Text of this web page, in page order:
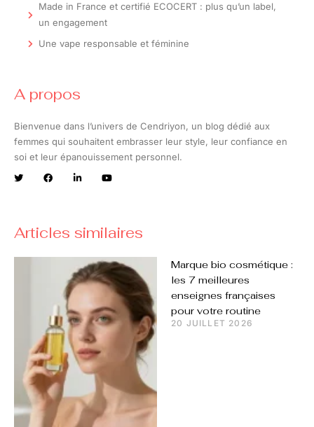
Made in France et certifié ECOCERT : plus qu’un label,
un engagement
Une vape responsable et féminine
A propos
Bienvenue dans l’univers de Cendriyon, un blog dédié aux
femmes qui souhaitent embrasser leur style, leur confiance en
soi et leur épanouissement personnel.
Articles similaires
Marque bio cosmétique :
les 7 meilleures
enseignes françaises
pour votre routine
20 JUILLET 2026